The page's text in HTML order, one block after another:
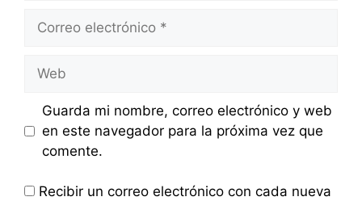
electrónico
Guarda mi nombre, correo electrónico y web
en este navegador para la próxima vez que
comente.
Recibir un correo electrónico con cada nueva